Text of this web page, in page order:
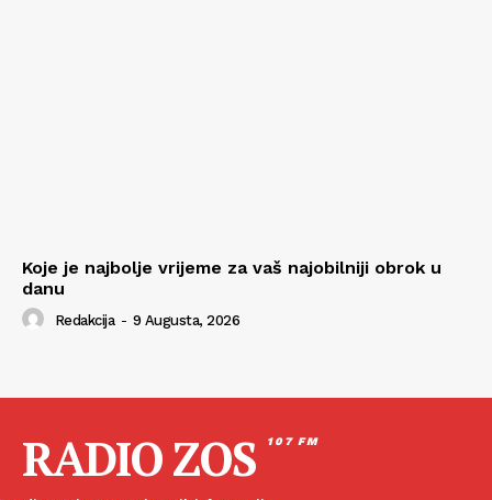
Koje je najbolje vrijeme za vaš najobilniji obrok u
danu
Redakcija - 9 Augusta, 2026
RADIO ZOS 107 FM